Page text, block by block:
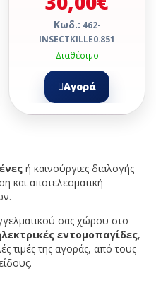
Κωδ.: 462-
INSECTKILLE0.851
Διαθέσιμο
Αγορά
ή καινούργιες διαλογής
και αποτελεσματική
σας χώρου στο
εντομοπαγίδες,
τιμές της αγοράς, από τους